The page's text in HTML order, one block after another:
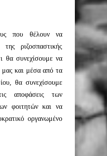
που θέλουν να
ριζοσπαστικής
θα συνεχίσουμε να
και μέσα από τα
θα συνεχίσουμε
αποφάσεις των
φοιτητών και να
οργανωμένο